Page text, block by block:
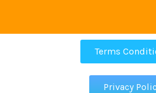
Terms
Privacy